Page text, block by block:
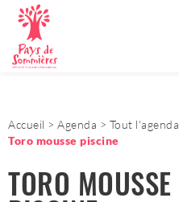
Accueil Agenda
Tout l'agenda
Toro mousse piscine
TORO MOUSSE